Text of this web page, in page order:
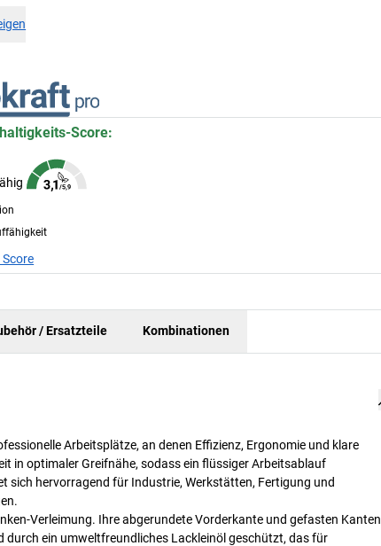
Score:
/ Ersatzteile Kombinationen
Arbeitsplätze, an denen Effizienz, Ergonomie und klare
in optimaler Greifnähe, sodass ein flüssiger Arbeitsablauf
sich hervorragend für Industrie, Werkstätten, Fertigung und
Verleimung. Ihre abgerundete Vorderkante und gefasten Kanten
ein umweltfreundliches Lackleinöl geschützt, das für